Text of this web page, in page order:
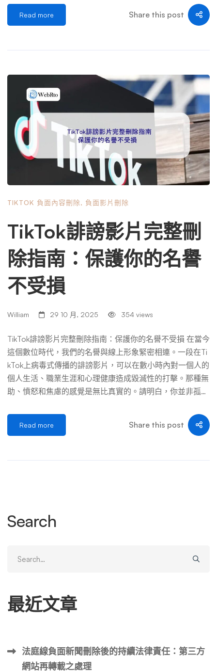
行動，直接要求TikTok平台下架侵權內容。這不僅是危機處
理的第一道防火牆，更是現代名譽管理中至關重要的專業技
任 當一段指控性、捏造事實或惡意扭曲的影片在TikTok上開
始流傳時，其影響是立體且迅速的。演算法驅動的「為你推
薦」頁面會將爭議內容推送给大量非追隨者用戶， hashtag
挑戰和複製性內容創作更可能讓單一事件演變成全网迷因。
對公眾人物而言，這直接衝擊個人品牌、商業代言、事業機
會乃至心理健康。 然而，與普遍認知不同，TikTok並非法律
的真空地帶。作為一個在全球多數司法管轄區營運的平台，
它受制於相關法律框架，例如美國的《通訊端正法》第230
條雖提供平台對用戶內容的責任豁免，但同時也要求其建立
害）這類民事侵權，平台的政策與處理流程則更為複雜。Ti
言論的內容。這為公眾人物要求下架內容提供了直接的合約
與政策依據，而非僅能依賴漫長的法律訴訟。 關鍵在於，
必須將「令人不悅的批評」與「構成法律上誹謗的陳述」清
晰區分。受保護的言論自由包括尖銳的批評、諷刺與意見表
達。而構成誹謗通常需要：一項虛假的陳述、該陳述向第三
方發布、發布者至少具有過失（對公眾人物常需證明「實際
前準備——證據保全、法律定位與內部評估 在向TikTok踏
出第一步之前，縝密的準備工作決定了整個行動的成敗。這
是一場需要速度與精準度的行動。 1. 全面性證據保全：這是
法律行動的黃金準則，同樣適用於平台下架請求。必須假設
影片隨時可能被刪除或隱藏。保全措施包括： 2. 法律事實
權的律師）緊 […] …
Read more Share this post
TIKTOK 負面內容刪除, 負面影片刪除
TikTok誹謗影片完整刪
除指南：保護你的名譽
不受損
William 29 10 月, 2025 354 views
TikTok誹謗影片完整刪除指南：保護你的名譽不受損 在當今
這個數位時代，我們的名譽與線上形象緊密相連。一段在Ti
kTok上病毒式傳播的誹謗影片，可以在數小時內對一個人的
個人生活、職業生涯和心理健康造成毀滅性的打擊。那種無
助、憤怒和焦慮的感覺是無比真實的。請明白，你並非孤軍
將作為你的全方位作戰手冊，從最緊急的刪除步驟，到長期
的名譽修復策略，提供最深入的剖析。 第一部分：緊急應
影片被刪除，證據就消失了。你必須在法律上為自己建立一
的對手。 完成以上緊急步驟後，你已經從一個被動的受害
第二部分：透過TikTok官方機制檢舉與刪除影片 TikTok作為
平台方，有責任處理其平台上的違規內容。其《社群自律公
進行標準檢舉 這是最直接、最快速（相對而言）的方法。
第二步：填寫TikTok官方網路申訴表單 如果App內檢舉後遲
Read more Share this post
Search
for:
最近文章
法庭線負面新聞刪除後的持續法律責任：第三方
網站再轉載之處理